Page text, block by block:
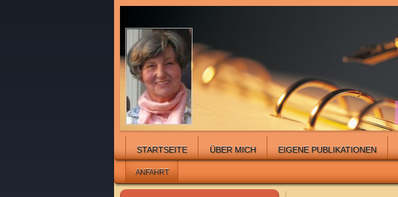
STARTSEITE ÜBER MICH EIGENE PUBLIKATIONEN
ANFAHRT